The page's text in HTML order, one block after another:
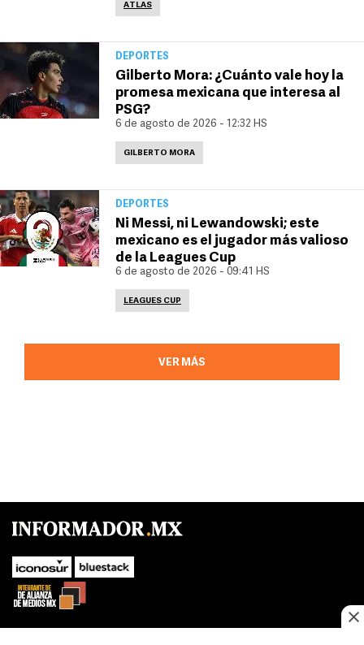
ATLAS
DEPORTES
Gilberto Mora: ¿Cuánto vale hoy la
promesa mexicana que interesa al
PSG?
6 de agosto de 2026 - 12:32 HS
GILBERTO MORA
DEPORTES
Ni Messi, ni Lewandowski; este
mexicano es el jugador más valioso
de la Leagues Cup
6 de agosto de 2026 - 09:41 HS
LEAGUES CUP
VER MÁS